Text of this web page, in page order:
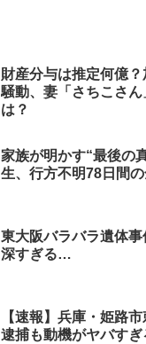
財産分与は推定何億
騒動、妻「さちこさ
は？
家族が明かす“最後の
生、行方不明78日間
東大阪バラバラ遺体
深すぎる…
【速報】兵庫・姫路
逮捕も動機がヤバすぎ